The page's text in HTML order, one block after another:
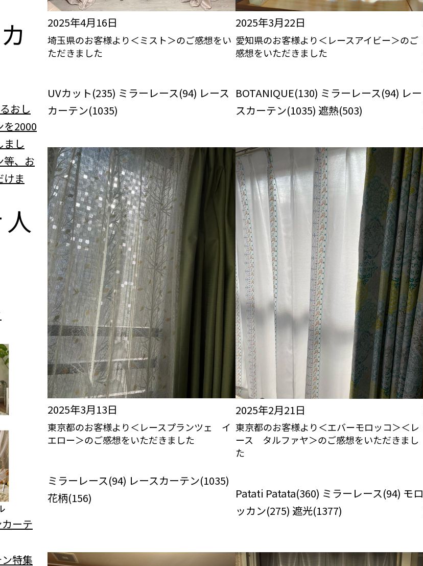
2025年4月16日
埼玉県のお客様より＜ミスト＞のご感想をい
ただきました
UVカット(235) ミラーレース(94) レース
カーテン(1035)
2025年3月22日
愛知県のお客様より＜レースアイビー＞のご
感想をいただきました
BOTANIQUE(130) ミラーレース(94) レー
スカーテン(1035) 遮熱(503)
2025年3月13日
東京都のお客様より＜レースプランツェ イ
エロー＞のご感想をいただきました
ミラーレース(94) レースカーテン(1035)
花柄(156)
2025年2月21日
東京都のお客様より＜エバーモロッコ＞＜レ
ース タルファヤ＞のご感想をいただきまし
た
Patati Patata(360) ミラーレース(94) モロ
ッカン(275) 遮光(1377)
カ
おし
を2000
まし
等、お
けま
人